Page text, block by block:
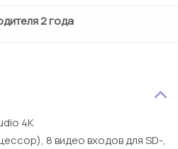
2 года
4K
8 видео входов для SD-,